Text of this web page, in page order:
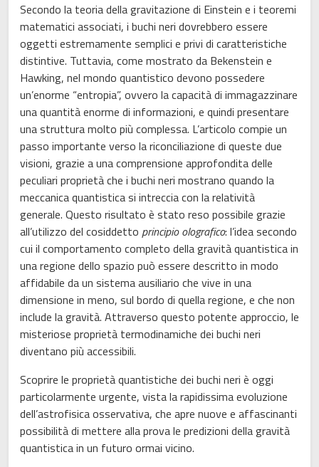
Secondo la teoria della gravitazione di Einstein e i teoremi
matematici associati, i buchi neri dovrebbero essere
oggetti estremamente semplici e privi di caratteristiche
distintive. Tuttavia, come mostrato da Bekenstein e
Hawking, nel mondo quantistico devono possedere
un’enorme “entropia”, ovvero la capacità di immagazzinare
una quantità enorme di informazioni, e quindi presentare
una struttura molto più complessa. L’articolo compie un
passo importante verso la riconciliazione di queste due
visioni, grazie a una comprensione approfondita delle
peculiari proprietà che i buchi neri mostrano quando la
meccanica quantistica si intreccia con la relatività
generale. Questo risultato è stato reso possibile grazie
all’utilizzo del cosiddetto principio olografico: l’idea secondo
cui il comportamento completo della gravità quantistica in
una regione dello spazio può essere descritto in modo
affidabile da un sistema ausiliario che vive in una
dimensione in meno, sul bordo di quella regione, e che non
include la gravità. Attraverso questo potente approccio, le
misteriose proprietà termodinamiche dei buchi neri
diventano più accessibili.
Scoprire le proprietà quantistiche dei buchi neri è oggi
particolarmente urgente, vista la rapidissima evoluzione
dell’astrofisica osservativa, che apre nuove e affascinanti
possibilità di mettere alla prova le predizioni della gravità
quantistica in un futuro ormai vicino.